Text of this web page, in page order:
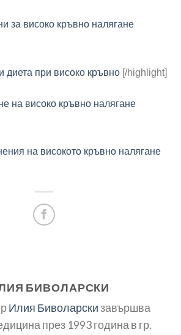
за високо кръвно налягане
диета при високо кръвно [/highlight]
на високо кръвно налягане
на високото кръвно налягане
БИВОЛАРСКИ
Илия Биволарскизавършва
през 1993 година в гр.